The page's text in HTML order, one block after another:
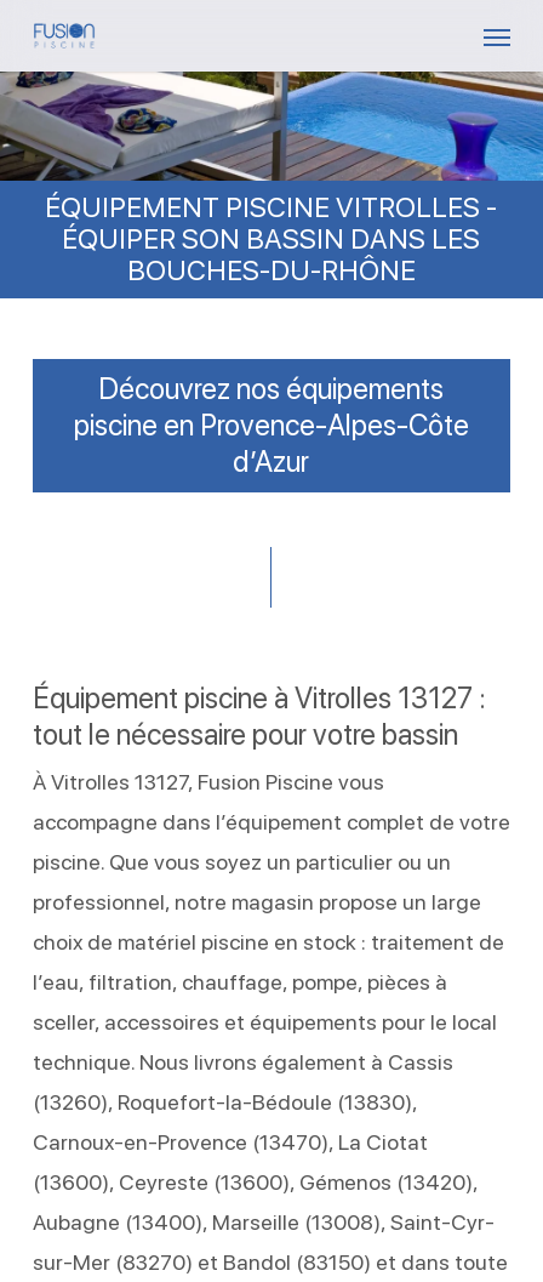
Skip
main
content
ÉQUIPEMENT PISCINE VITROLLES -
ÉQUIPER SON BASSIN DANS LES
BOUCHES-DU-RHÔNE
Découvrez nos équipements
piscine en Provence-Alpes-Côte
d’Azur
Équipement piscine à Vitrolles 13127 :
tout le nécessaire pour votre bassin
À Vitrolles 13127, Fusion Piscine vous
accompagne dans l’équipement complet de votre
piscine. Que vous soyez un particulier ou un
professionnel, notre magasin propose un large
choix de matériel piscine en stock : traitement de
l’eau, filtration, chauffage, pompe, pièces à
sceller, accessoires et équipements pour le local
technique. Nous livrons également à Cassis
(13260), Roquefort-la-Bédoule (13830),
Carnoux-en-Provence (13470), La Ciotat
(13600), Ceyreste (13600), Gémenos (13420),
Aubagne (13400), Marseille (13008), Saint-Cyr-
sur-Mer (83270) et Bandol (83150) et dans toute